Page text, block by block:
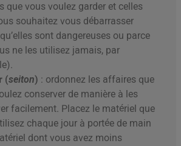
que vous voulez garder et celles
souhaitez vous débarrasser
sont dangereuses ou parce
ne les utilisez jamais, par
(seiton) : ordonnez les affaires que
conserver de manière à les
facilement. Placez le matériel que
chaque jour à portée de main
dont vous avez moins